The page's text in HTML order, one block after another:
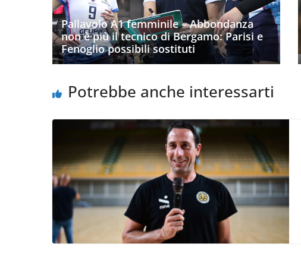
Pallavolo A1 femminile – Abbondanza
non è più il tecnico di Bergamo: Parisi e
Fenoglio possibili sostituti
Potrebbe anche interessarti